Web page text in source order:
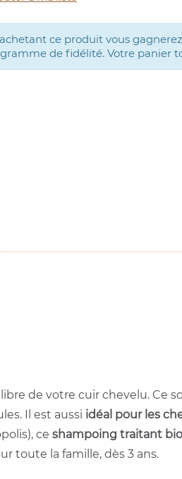
ce produit vous gagnerez
de fidélité. Votre panier
de votre cuir chevelu. Ce
Il est aussi idéal pour les
ce shampoing traitant bio
toute la famille, dès 3 ans.